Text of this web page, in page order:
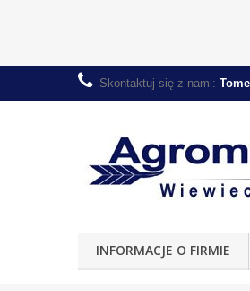
Skontaktuj się z nami:
INFORMACJE O FIRMIE